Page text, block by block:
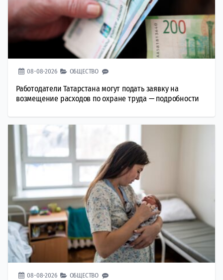
08-08-2026 ОБЩЕСТВО
Работодатели Татарстана могут подать заявку на
возмещение расходов по охране труда — подробности
08-08-2026 ОБЩЕСТВО